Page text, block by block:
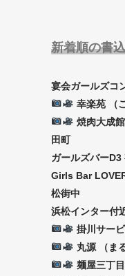
新着順の書
宴会ガールズコ
幸楽苑 （
焼肉大成
田町
ガールズバー
Girls Bar
松街中
浜松インター付
掛川サー
丸源 （ま
麺屋三丁